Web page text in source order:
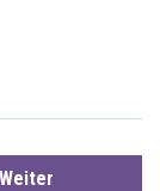
Weiter